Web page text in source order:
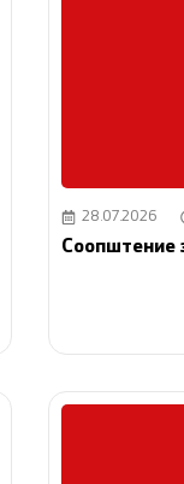
28.07.2026
Соопштение